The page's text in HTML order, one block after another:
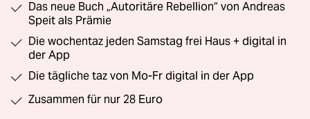
Das neue Buch „Autoritäre Rebellion“ von Andreas
Speit als Prämie
Die wochentaz jeden Samstag frei Haus + digital in
der App
Die tägliche taz von Mo-Fr digital in der App
Zusammen für nur 28 Euro